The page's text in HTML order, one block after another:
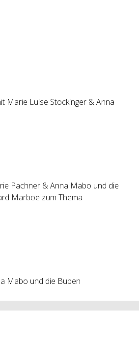
Marie Luise Stockinger & Anna
Pachner & Anna Mabo und die
Marboe zum Thema
Mabo und die Buben